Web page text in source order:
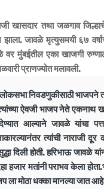
खासदार तथा जळगाव
जावळे मृत्युसमयी ६७
वर मुंबईतील एका खाजगी
प्राणज्योत मलावली.
निवडणुकीसाठी भाजपने
ऐवजी भाजप नेते एकनाथ
आल्याने जावळे यांचा
त्यांची नाराजी दूर
दिली होती. हरिभाऊ जावळे
हजार मतांनी पराभव केला
ला मोठा धक्का मानल्या जात